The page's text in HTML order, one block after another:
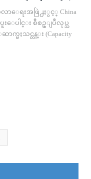
ေရးအဖြဲ႕ႏွင့္ China
႔ ပူးေပါင္း စီစဥ္ျပဳလုပ္သ
မႈသင္တန္း (Capacity